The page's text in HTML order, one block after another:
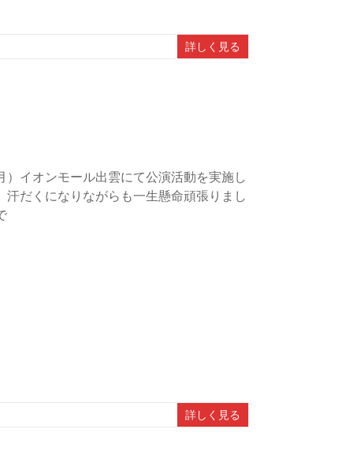
詳しく見る
イオンモール出雲にて公演活動を実施し
だくになりながらも一生懸命頑張りまし
詳しく見る